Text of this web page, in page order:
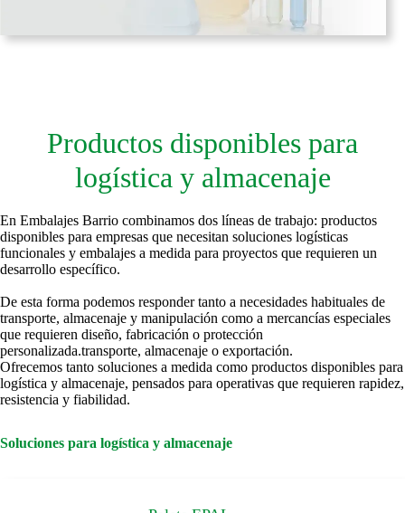
Productos disponibles para
logística y almacenaje
En Embalajes Barrio combinamos dos líneas de trabajo: productos
disponibles para empresas que necesitan soluciones logísticas
funcionales y embalajes a medida para proyectos que requieren un
desarrollo específico.
De esta forma podemos responder tanto a necesidades habituales de
transporte, almacenaje y manipulación como a mercancías especiales
que requieren diseño, fabricación o protección
personalizada.transporte, almacenaje o exportación.
Ofrecemos tanto soluciones a medida como productos disponibles para
logística y almacenaje, pensados para operativas que requieren rapidez,
resistencia y fiabilidad.
Soluciones para logística y almacenaje